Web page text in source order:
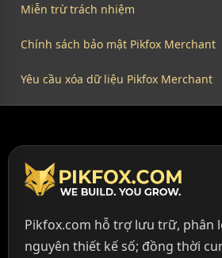
Miễn trừ trách nhiệm
Chính sách bảo mật Pikfox Merchant
Yêu cầu xóa dữ liệu Pikfox Merchant
Pikfox.com hỗ trợ lưu trữ, phân
nguyên thiết kế số; đồng thời